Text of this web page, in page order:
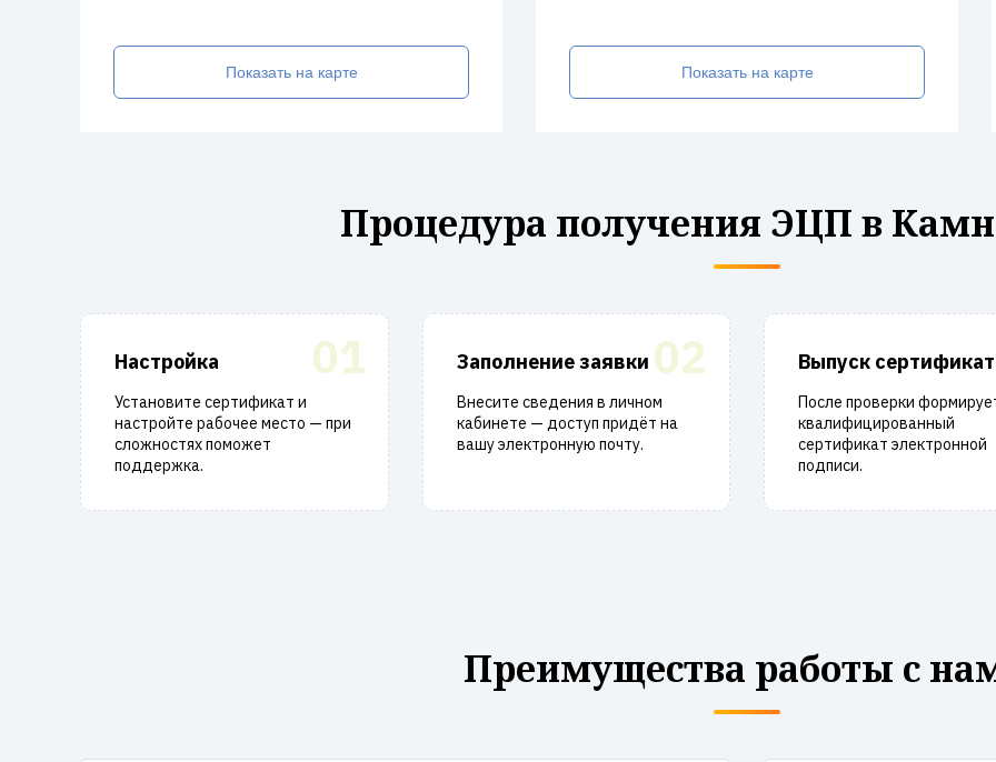
Показать на карте Показать на карте
Процедура получения ЭЦП в
01
Настройка
Установите сертификат и
настройте рабочее место — при
сложностях поможет
поддержка.
02
Заполнение заявки
Внесите сведения в личном
кабинете — доступ придёт на
вашу электронную почту.
Выпуск
После проверки
квалифицированный
сертификат электронной
подписи.
Преимущества работы с